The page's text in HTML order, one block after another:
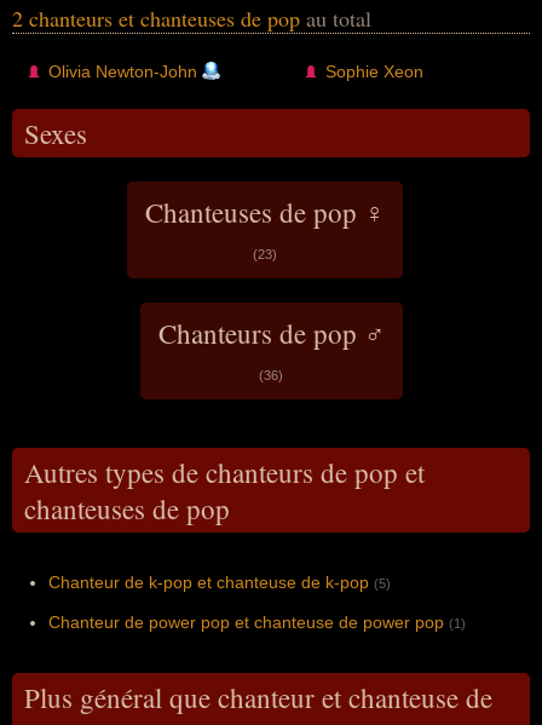
2 chanteurs et chanteuses de pop au total
Olivia Newton-John Sophie Xeon
Sexes
Chanteuses de pop ♀
(23)
Chanteurs de pop ♂
(36)
Autres types de chanteurs de pop et
chanteuses de pop
Chanteur de k-pop et chanteuse de k-pop (5)
Chanteur de power pop et chanteuse de power pop (1)
Plus général que chanteur et chanteuse de